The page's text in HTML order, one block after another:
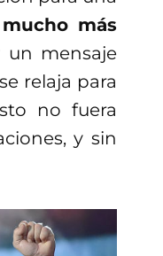
más
un mensaje
relaja para
no fuera
y sin